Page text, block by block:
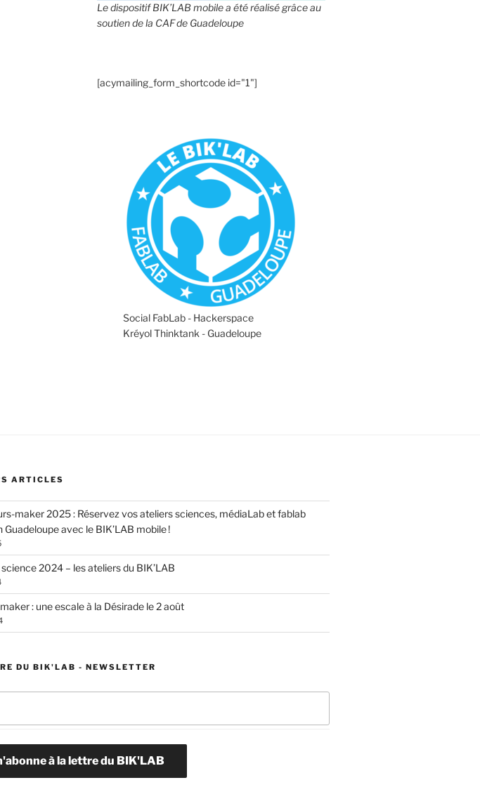
Le dispositif BIK’LAB mobile a été réalisé grâce au
soutien de la CAF de Guadeloupe
[acymailing_form_shortcode id="1"]
Social FabLab - Hackerspace
Kréyol Thinktank - Guadeloupe
ARTICLES
maker 2025 : Réservez vos ateliers sciences, médiaLab et fablab
Guadeloupe avec le BIK’LAB mobile !
science 2024 – les ateliers du BIK’LAB
: une escale à la Désirade le 2 août
DU BIK'LAB - NEWSLETTER
à la lettre du BIK'LAB